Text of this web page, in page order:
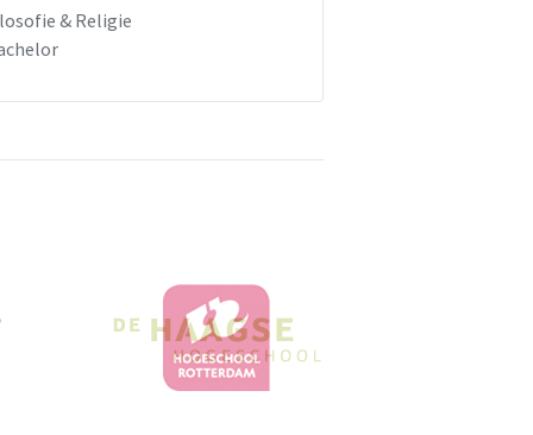
& Religie